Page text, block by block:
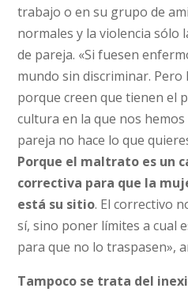
trabajo o en su grupo de
normales y la violencia sólo
de pareja. «Si fuesen
mundo sin discriminar. Pero
porque creen que tienen el
cultura en la que nos
pareja no hace lo que
Porque el maltrato es un
correctiva para que la
está su sitio. El correctivo
sí, sino poner límites a cual
para que no lo traspasen»,
Tampoco se trata del